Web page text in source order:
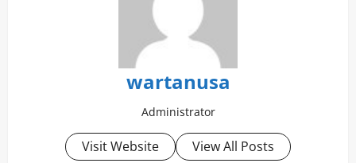
wartanusa
Administrator
Visit Website View All Posts